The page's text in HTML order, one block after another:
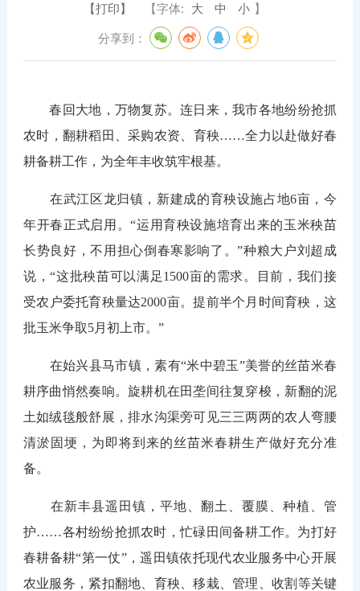
【打印】 【字体: 大 中 小 】
分享到：
春回大地，万物复苏。连日来，我市各地纷纷抢抓
农时，翻耕稻田、采购农资、育秧……全力以赴做好春
耕备耕工作，为全年丰收筑牢根基。
在武江区龙归镇，新建成的育秧设施占地6亩，今
年开春正式启用。“运用育秧设施培育出来的玉米秧苗
长势良好，不用担心倒春寒影响了。”种粮大户刘超成
说，“这批秧苗可以满足1500亩的需求。目前，我们接
受农户委托育秧量达2000亩。提前半个月时间育秧，这
批玉米争取5月初上市。”
在始兴县马市镇，素有“米中碧玉”美誉的丝苗米春
耕序曲悄然奏响。旋耕机在田垄间往复穿梭，新翻的泥
土如绒毯般舒展，排水沟渠旁可见三三两两的农人弯腰
清淤固埂，为即将到来的丝苗米春耕生产做好充分准
备。
在新丰县遥田镇，平地、翻土、覆膜、种植、管
护……各村纷纷抢抓农时，忙碌田间备耕工作。为打好
春耕备耕“第一仗”，遥田镇依托现代农业服务中心开展
农业服务，紧扣翻地、育秧、移栽、管理、收割等关键